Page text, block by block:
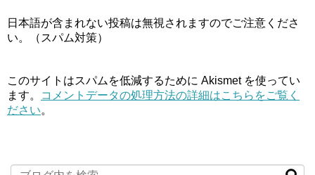
日本語が含まれない投稿は無視されますのでご注意くださ
い。（スパム対策）
このサイトはスパムを低減するために Akismet を使ってい
ます。
コメントデータの処理方法の詳細はこちらをご覧く
ださい。